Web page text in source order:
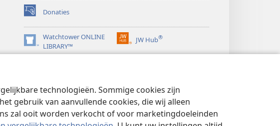
technologieën. Sommige cookies zijn
gebruik van aanvullende cookies, die wij alleen
zal ooit worden verkocht of voor marketingdoeleinden
Donaties
(opent
nieuw
venster)Watchtower ONLINE
LIBRARY™
(opent
nieuw
JW Hub®
(opent
nieuw